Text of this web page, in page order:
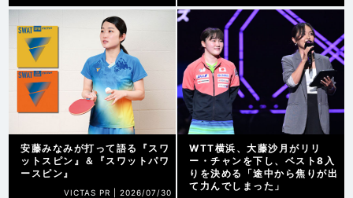
安藤みなみが打って語る『スワ
ットスピン』＆『スワットパワ
ースピン』
VICTAS PR | 2026/07/30
WTT横浜、大藤沙月がリリ
ー・チャンを下し、ベスト8入
りを決める「途中から焦りが出
て力んでしまった」